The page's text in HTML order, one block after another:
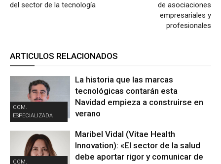
del sector de la tecnología
de asociaciones
empresariales y
profesionales
ARTICULOS RELACIONADOS
COM.
ESPECIALIZADA
La historia que las marcas
tecnológicas contarán esta
Navidad empieza a construirse en
verano
COM.
Maribel Vidal (Vitae Health
Innovation): «El sector de la salud
debe aportar rigor y comunicar de